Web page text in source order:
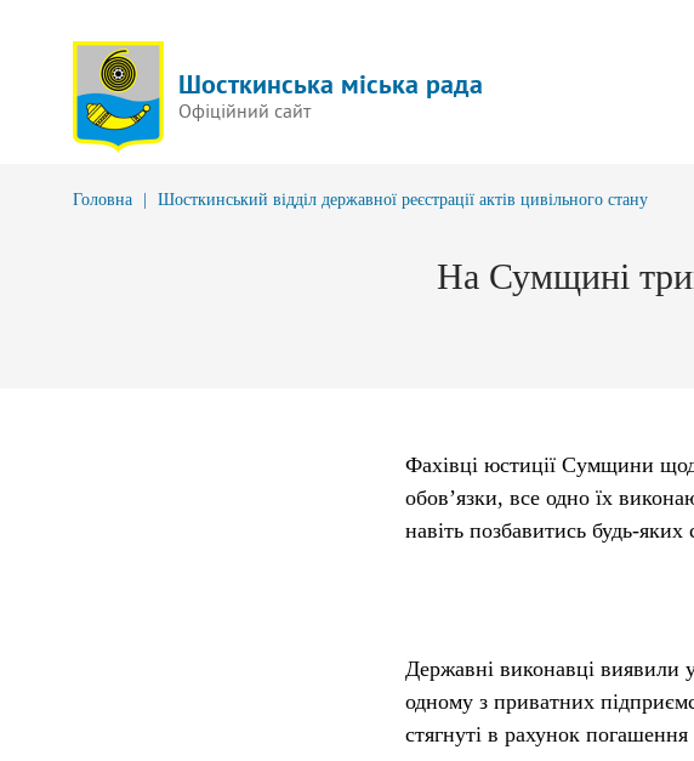
Шосткинська міська рада
Офіційний сайт
Головна Шосткинський відділ державної реєстрації актів цивільного стану
На Сумщині
Фахівці юстиції Сумщини
обов’язки, все одно їх
навіть позбавитись будь-
Державні виконавці виявили
одному з приватних
стягнуті в рахунок погашення